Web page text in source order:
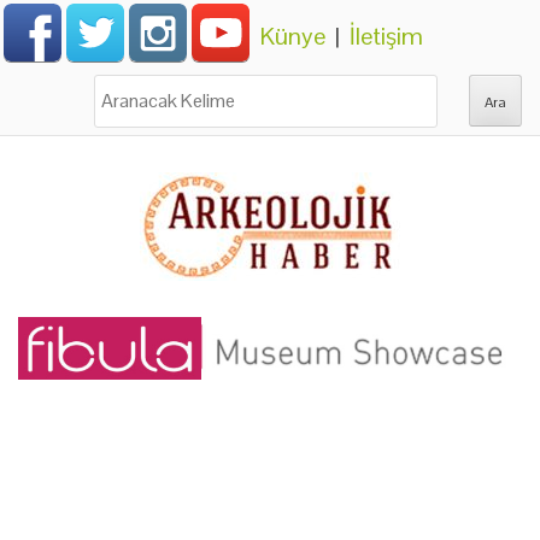
Künye | İletişim